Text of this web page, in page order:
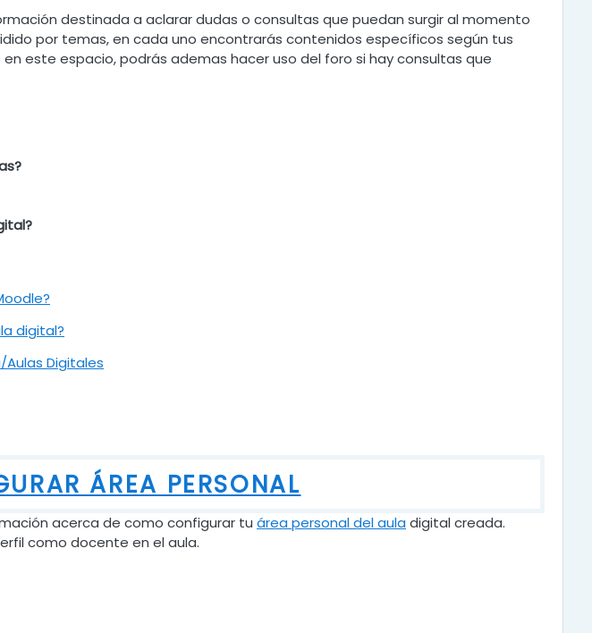
destinada a aclarar dudas o consultas que puedan surgir al momento
por temas, en cada uno encontrarás contenidos específicos según tus
este espacio, podrás ademas hacer uso del foro si hay consultas que
Archivo
digital?
Archivo
Digitales
URL
ÁREA PERSONAL
acerca de como configurar tu área personal del aula digital creada.
como docente en el aula.